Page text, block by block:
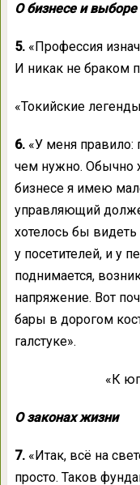
О бизнесе и
5.«Профессия
И никак не браком
«Токийские
6.«У меня правило:
чем нужно. Обычно
бизнесе я имею
управляющий
хотелось бы
у посетителей, и у
поднимается,
напряжение. Вот
бары в дорогом
галстуке».
«К
О законах жизни
7.«Итак, всё на
просто. Таков